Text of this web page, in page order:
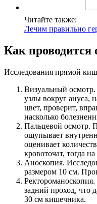
Читайте также:
Лечим правильно
Как проводится
Исследования прямой
Визуальный
узлы вокруг ануса,
цвет, проверит,
насколько
Пальцевой осмотр.
ощупывает
оценивает
кровоточат, тогда
Аноскопия.
размером 10 см.
задний проход, что
30 см кишечника.